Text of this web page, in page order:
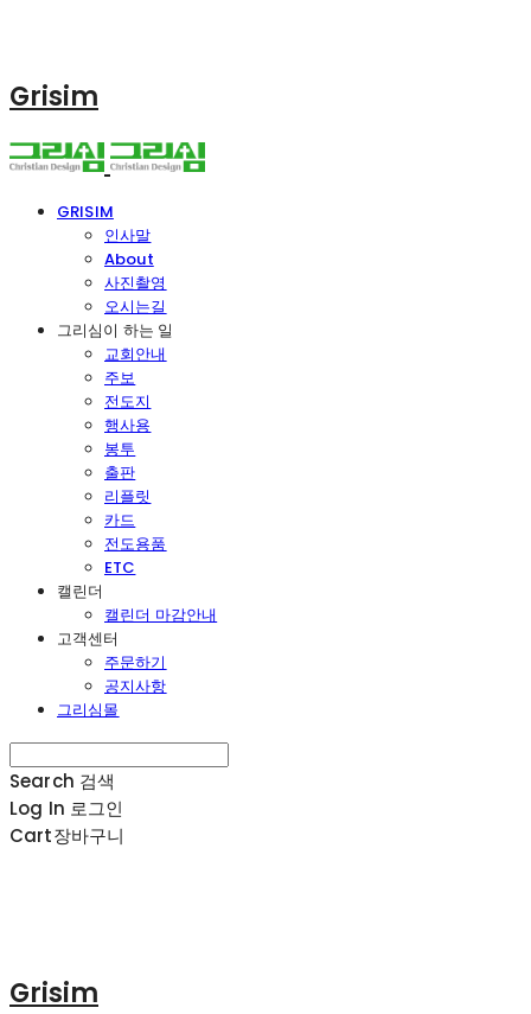
Grisim
GRISIM
인사말
About
사진촬영
오시는길
그리심이 하는 일
교회안내
주보
전도지
행사용
봉투
출판
리플릿
카드
전도용품
ETC
캘린더
캘린더 마감안내
고객센터
주문하기
공지사항
그리심몰
Search 검색
Log In 로그인
Cart장바구니
Grisim